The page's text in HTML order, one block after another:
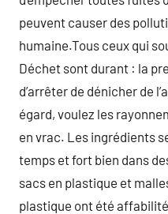
peuvent causer des
humaine.Tous ceux qui
Déchet sont durant : la
d’arrêter de dénicher de
égard, voulez les
en vrac. Les ingrédients
temps et fort bien dans
sacs en plastique et
plastique ont été